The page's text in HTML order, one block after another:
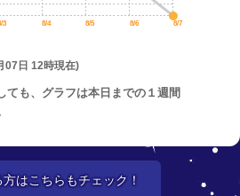
3 8/4 8/5 8/6 8/7
07日 12時現在)
も、グラフは本日までの１週間
はこちらもチェック！